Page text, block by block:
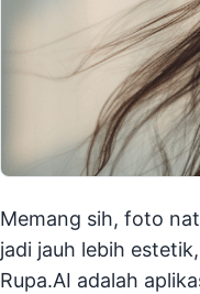
Memang sih, foto
jadi jauh lebih
Rupa.AI adalah